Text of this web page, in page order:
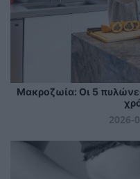
Mακροζωία: Οι 5
2026-